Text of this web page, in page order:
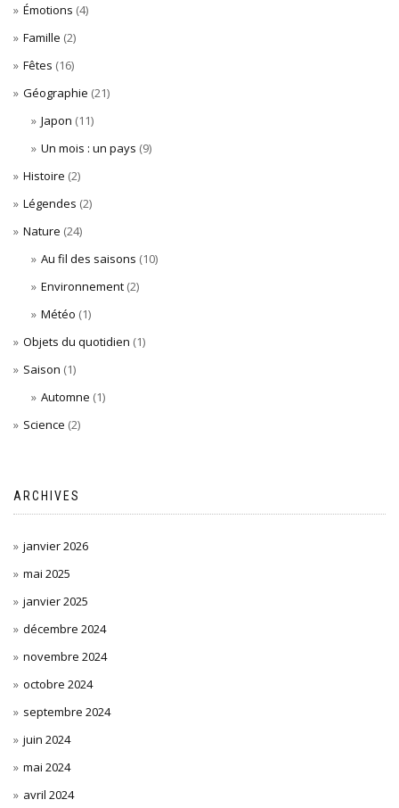
Émotions (4)
Famille (2)
Fêtes (16)
Géographie (21)
Japon (11)
Un mois : un pays (9)
Histoire (2)
Légendes (2)
Nature (24)
Au fil des saisons (10)
Environnement(2)
Météo (1)
Objets du quotidien (1)
Saison (1)
Automne (1)
Science (2)
ARCHIVES
janvier 2026
mai 2025
janvier 2025
décembre 2024
novembre 2024
octobre 2024
septembre 2024
juin 2024
mai 2024
avril 2024